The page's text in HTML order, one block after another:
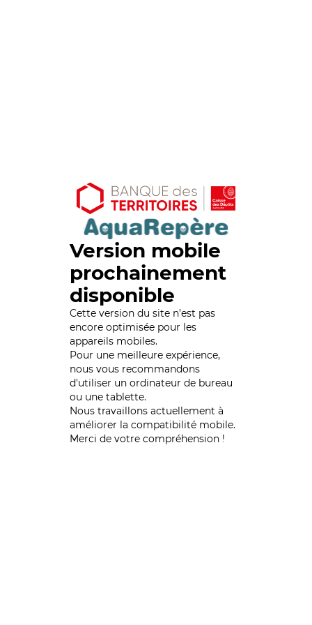
Version mobile
prochainement
disponible
Cette version du site n’est pas
encore optimisée pour les
appareils mobiles.
Pour une meilleure expérience,
nous vous recommandons
d'utiliser un ordinateur de bureau
ou une tablette.
Nous travaillons actuellement à
améliorer la compatibilité mobile.
Merci de votre compréhension !